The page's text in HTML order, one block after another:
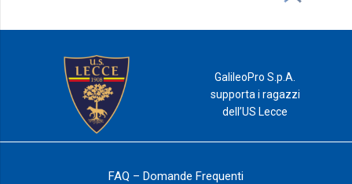
GalileoPro S.p.A.
supporta i ragazzi
dell’US Lecce
FAQ – Domande Frequenti